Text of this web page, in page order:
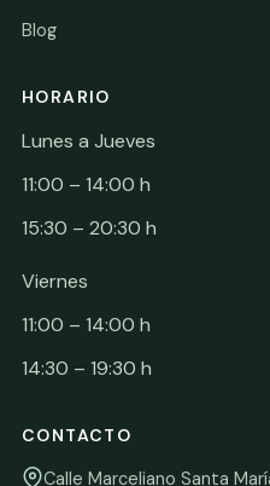
Blog
HORARIO
Lunes a Jueves
11:00 – 14:00 h
15:30 – 20:30 h
Viernes
11:00 – 14:00 h
14:30 – 19:30 h
CONTACTO
Calle Marceliano Santa María